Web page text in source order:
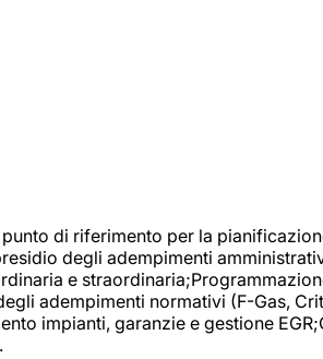
di riferimento per la
degli adempimenti
e
adempimenti normativi (F-Gas,
impianti, garanzie e gestione